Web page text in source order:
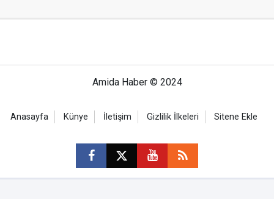
Amida Haber © 2024
Anasayfa Künye İletişim Gizlilik İlkeleri Sitene Ekle